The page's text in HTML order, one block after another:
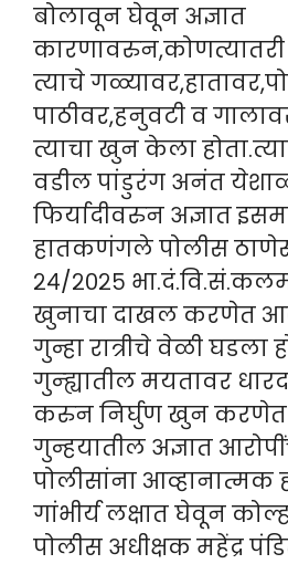
बोलावून घेवून अज्ञात
कारणावरुन,कोणत्यातरी
त्याचे
पाठीवर,हनुवटी व
त्याचा खुन केला
वडील पांडुरंग अनंत
फिर्यादीवरुन अज्ञात
हातकणंगले पोलीस
२४/२०२५
खुनाचा दाखल करणेत
गुन्हा रात्रीचे वेळी घडला
गुन्ह्यातील मयतावर
करुन निर्घुण खुन
गुन्हयातील अज्ञात
पोलीसांना आव्हानात्मक
गांभीर्य लक्षात घेवून
पोलीस अधीक्षक महेंद्र